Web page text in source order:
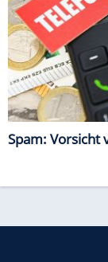
Spam: Vorsicht